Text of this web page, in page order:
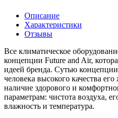
Описание
Характеристики
Отзывы
Все климатическое
концепции Future and Air,
идеей бренда. Сутью концепции
человека высокого качества
наличие здорового и
параметрам: чистота воздуха,
влажность и температура.